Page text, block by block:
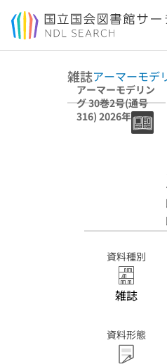
本文へ移動
雑誌アーマーモデ
アーマーモデリン
グ 30巻2号(通号
316) 2026年2月
資料種別
雑誌
資料形態